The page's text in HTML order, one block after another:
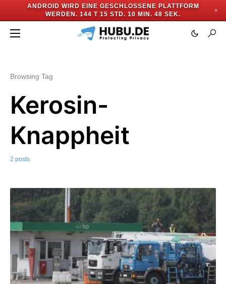
ANDROID WIRD EINE GESCHLOSSENE PLATTFORM
WERDEN. 144 T 15 STD. 10 MIN. 47 SEK.
✕
Browsing Tag
Kerosin-
Knappheit
2 posts